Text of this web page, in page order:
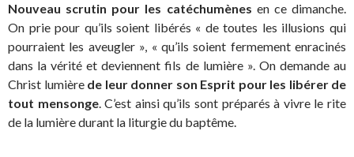
Nouveau scrutin pour les catéchumènes en ce dimanche.
On prie pour qu’ils soient libérés « de toutes les illusions qui
pourraient les aveugler », « qu’ils soient fermement enracinés
dans la vérité et deviennent fils de lumière ». On demande au
Christ lumière de leur donner son Esprit pour les libérer de
tout mensonge. C’est ainsi qu’ils sont préparés à vivre le rite
de la lumière durant la liturgie du baptême.